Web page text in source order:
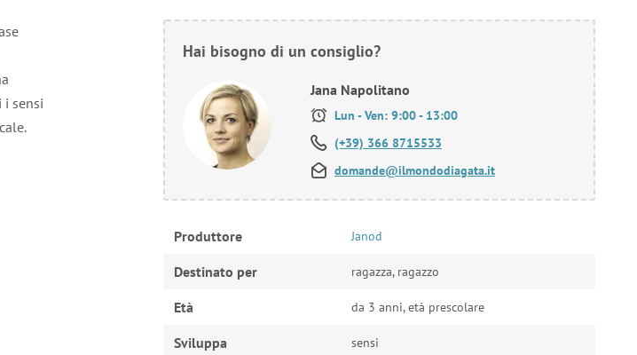
i sensi
Hai bisogno di un consiglio?
Jana Napolitano
Lun - Ven: 9:00 - 13:00
(+39) 366 8715533
domande@ilmondodiagata.it
Produttore Janod
Destinato per ragazza, ragazzo
Età da 3 anni, età prescolare
Sviluppa sensi